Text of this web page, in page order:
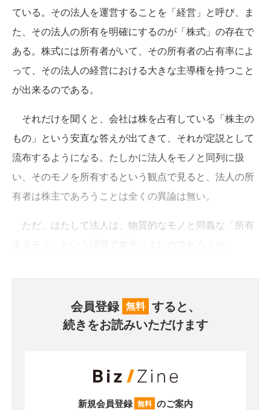
ている。その法人を運営することを「経営」と呼び、ま
た、その法人の所有を明確にするのが「株式」の存在で
ある。株式には所有者がいて、その所有者の占有率によ
って、その法人の経営における大きな主導権を持つこと
が出来るのである。
それだけを聞くと、会社は株を占有している「株主の
もの」という安直な答えが出てきて、それが定説として
流布するようになる。たしかに法人をモノと同列に扱
い、そのモノを所有するという観点で見ると、法人の所
有者は株主であろうことは全くの異論は無い。
ただ、はたして法人は、物質的なモノと同義な「所有
会員登録 無料 すると、
続きをお読みいただけます
新規会員登録 無料 のご案内